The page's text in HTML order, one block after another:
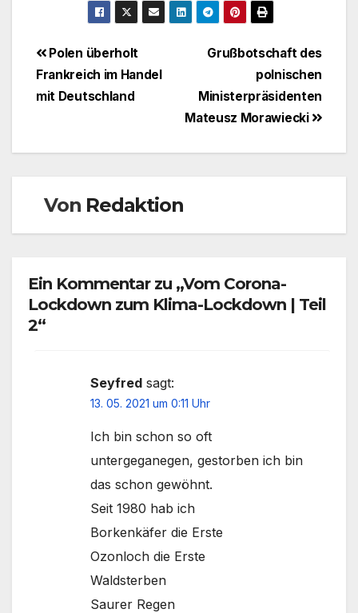
BeitragsnavigationGrußbotschaft des
polnischen
Ministerpräsidenten
Mateusz Morawiecki
Polen überholt
Frankreich im Handel
mit Deutschland
Von Redaktion
Ein Kommentar zu „Vom Corona-
Lockdown zum Klima-Lockdown | Teil
2“
Seyfred sagt:
13. 05. 2021 um 0:11 Uhr
Ich bin schon so oft
untergeganegen, gestorben ich bin
das schon gewöhnt.
Seit 1980 hab ich
Borkenkäfer die Erste
Ozonloch die Erste
Waldsterben
Saurer Regen